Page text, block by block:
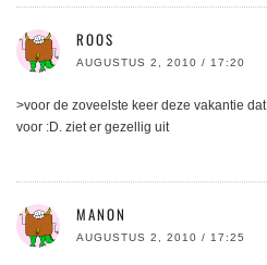
ROOS
AUGUSTUS 2, 2010 / 17:20
>voor de zoveelste keer deze vakantie
voor :D. ziet er gezellig uit
MANON
AUGUSTUS 2, 2010 / 17:25